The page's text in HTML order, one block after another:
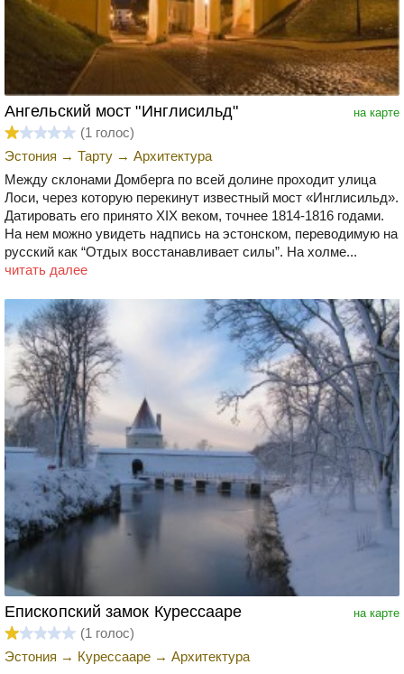
на карте
Ангельский мост "Инглисильд"
(1 голос)
Эстония → Тарту → Архитектура
Между склонами Домберга по всей долине проходит улица
Лоси, через которую перекинут известный мост «Инглисильд».
Датировать его принято XIX веком, точнее 1814-1816 годами.
На нем можно увидеть надпись на эстонском, переводимую на
русский как “Отдых восстанавливает силы”. На холме...
читать далее
на карте
Епископский замок Курессааре
(1 голос)
Эстония → Курессааре → Архитектура